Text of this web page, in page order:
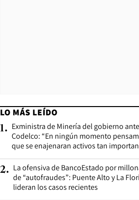
LO MÁS LEÍDO
1. Exministra de Minería del gobierno
Codelco: “En ningún momento
que se enajenaran activos tan
2. La ofensiva de BancoEstado por
de “autofraudes”: Puente Alto y La
lideran los casos recientes